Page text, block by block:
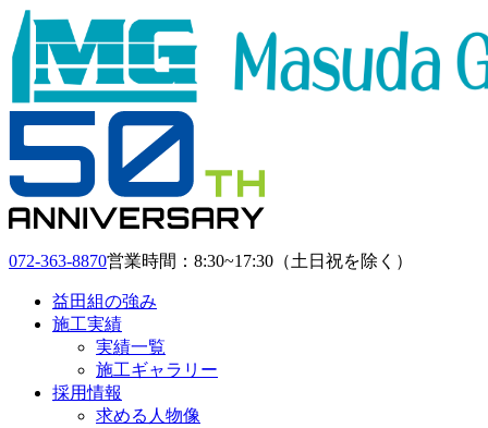
072-363-8870営業時間：8:30~17:30（土日祝を除く）
益田組の強み
施工実績
実績一覧
施工ギャラリー
採用情報
求める人物像